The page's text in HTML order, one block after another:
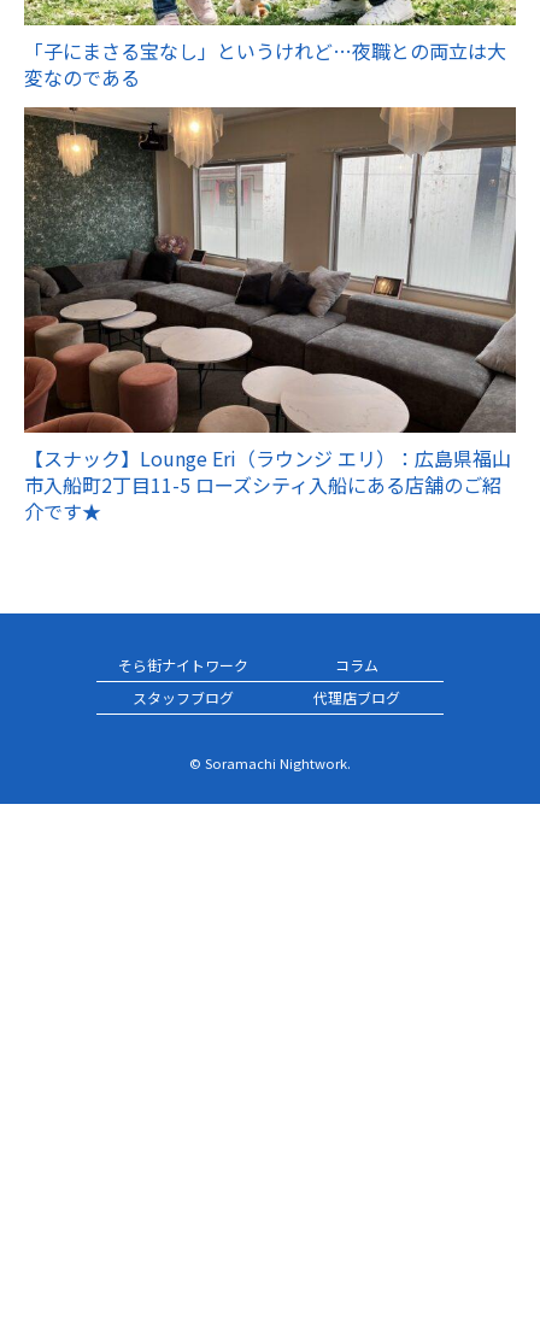
「子にまさる宝なし」というけれど…夜職との両立は大
変なのである
【スナック】Lounge Eri（ラウンジ エリ）：広島県福山
市入船町2丁目11-5 ローズシティ入船にある店舗のご紹
介です★
そら街ナイトワーク
コラム
スタッフブログ
代理店ブログ
© Soramachi Nightwork.